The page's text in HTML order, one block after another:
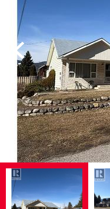
Previous